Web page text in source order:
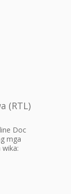
(RTL)
Doc
mga